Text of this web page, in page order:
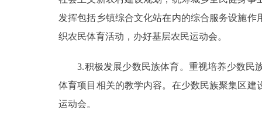
发挥包括乡镇综合文化站在内的综合服务设施
织农民体育活动，办好基层农民运动会。
3.积极发展少数民族体育。重视培养少数民族
体育项目相关的教学内容。在少数民族聚集区
运动会。